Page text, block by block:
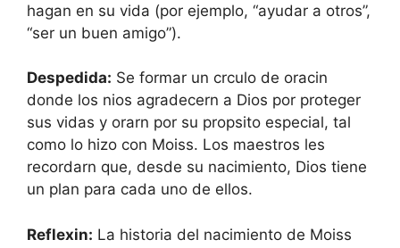
hagan en su vida (por ejemplo, “ayudar a otros”,
“ser un buen amigo”).
Despedida: Se formar un crculo de oracin
donde los nios agradecern a Dios por proteger
sus vidas y orarn por su propsito especial, tal
como lo hizo con Moiss. Los maestros les
recordarn que, desde su nacimiento, Dios tiene
un plan para cada uno de ellos.
Reflexin: La historia del nacimiento de Moiss